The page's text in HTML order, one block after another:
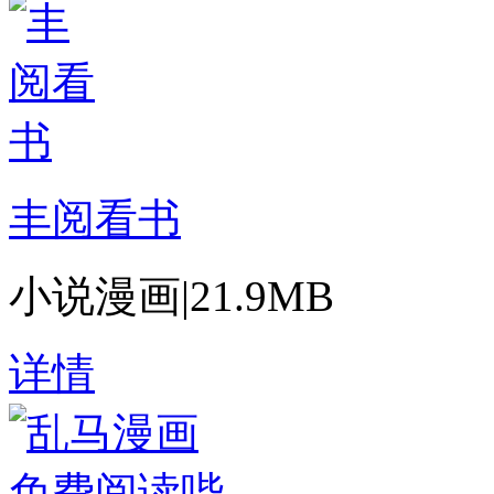
丰阅看书
小说漫画|21.9MB
详情